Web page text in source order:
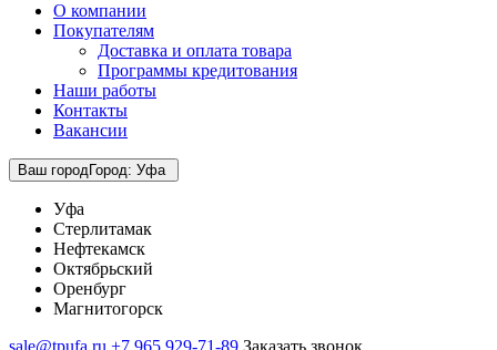
О компании
Покупателям
Доставка и оплата товара
Программы кредитования
Наши работы
Контакты
Вакансии
Ваш городГород: Уфа
Уфа
Стерлитамак
Нефтекамск
Октябрьский
Оренбург
Магнитогорск
sale@tpufa.ru +7 965 929-71-89 Заказать звонок